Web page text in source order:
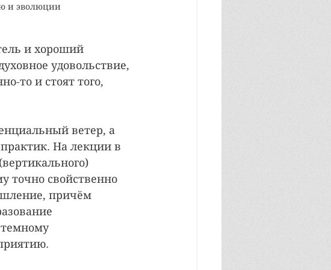
и эволюции
и хороший
удовольствие,
то и стоят того,
ветер, а
На лекции в
точно свойственно
причём